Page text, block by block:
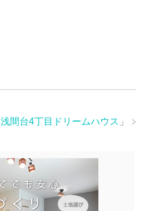
浅間台4丁目ドリームハウス 」